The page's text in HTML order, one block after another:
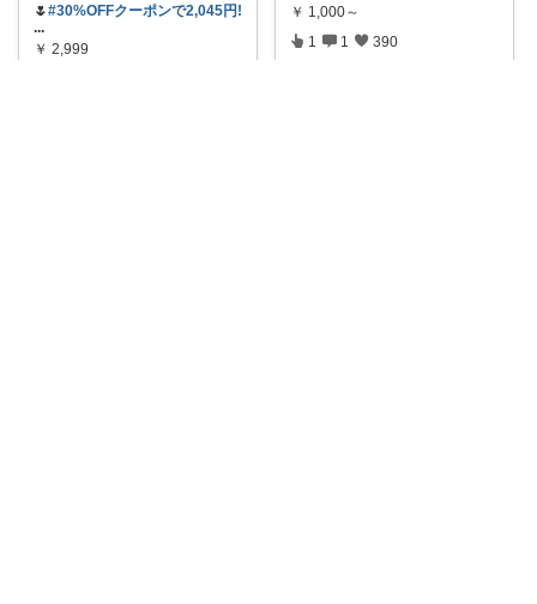
🌷#30%OFFクーポンで2,045円!
...
￥ 2,999
￥ 1,000～
1 1 390